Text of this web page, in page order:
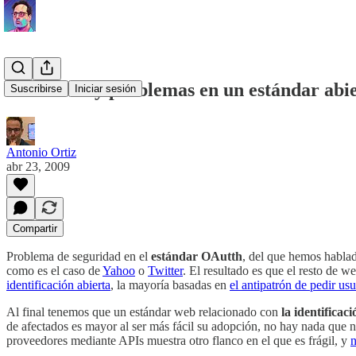
Suscribirse Iniciar sesión
Cuando hay problemas en un estándar
Antonio Ortiz
abr 23, 2009
Compartir
Problema de seguridad en el estándar OAutth, del que hemos
como es el caso deYahoo o Twitter. El resultado es que el resto de
identificación abierta, la mayoría basadas en el antipatrón de pedir
Al final tenemos que un estándar web relacionado con la
de afectados es mayor al ser más fácil su adopción, no hay nada
proveedores mediante APIs muestra otro flanco en el que es frágil, y